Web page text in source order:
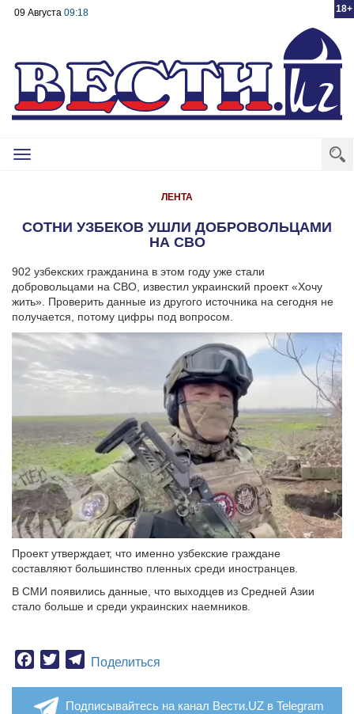
18+
09 Августа 09:18
Toggle
ЛЕНТА
СОТНИ УЗБЕКОВ УШЛИ ДОБРОВОЛЬЦАМИ
НА СВО
902 узбекских гражданина в этом году уже стали
добровольцами на СВО, известил украинский проект «Хочу
жить». Проверить данные из другого источника на сегодня не
получается, потому цифры под вопросом.
Проект утверждает, что именно узбекские граждане
составляют большинство пленных среди иностранцев.
В СМИ появились данные, что выходцев из Средней Азии
стало больше и среди украинских наемников.
Facebook
TwitterTelegram
Поделиться
Подписывайтесь на канал Вести.UZ в Telegram